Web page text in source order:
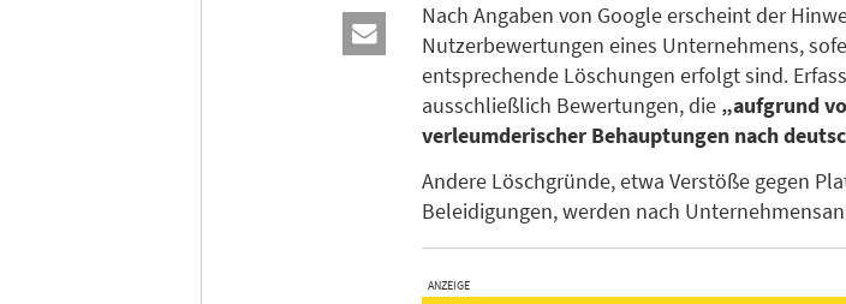
Nach Angaben von Google erscheint der
Nutzerbewertungen eines Unternehmens,
entsprechende Löschungen erfolgt sind.
ausschließlich Bewertungen, die „aufgrund
verleumderischer Behauptungen nach
Andere Löschgründe, etwa Verstöße gegen
Beleidigungen, werden nach
ANZEIGE